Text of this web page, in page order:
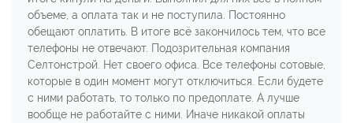
объеме, а оплата так и не поступила. Постоянно
обещают оплатить. В итоге всё закончилось тем, что все
телефоны не отвечают. Подозрительная компания
Селтонстрой. Нет своего офиса. Все телефоны сотовые,
которые в один момент могут отключиться. Если будете
с ними работать, то только по предоплате. А лучше
вообще не работайте с ними. Иначе никакой оплаты